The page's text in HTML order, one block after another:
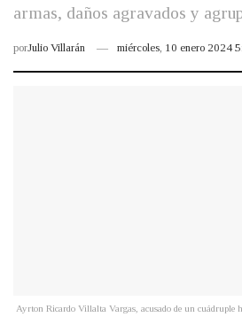
armas, daños agravados y
porJulio Villarán miércoles, 10 enero 2024
Ayrton Ricardo Villalta Vargas, acusado de un cuádruple